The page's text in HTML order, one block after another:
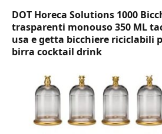
DOT Horeca Solutions 1000
trasparenti monouso 350 ML
usa e getta bicchiere riciclabili
birra cocktail drink